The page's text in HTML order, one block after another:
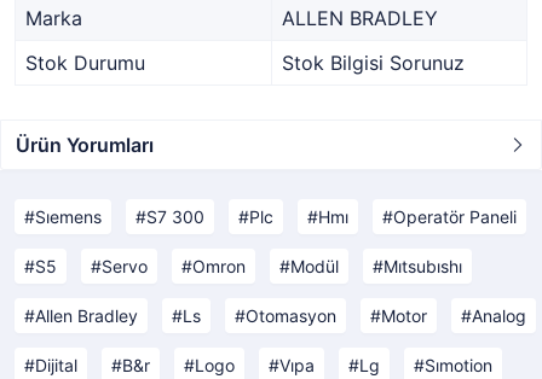
Marka
ALLEN BRADLEY
Stok Durumu
Stok Bilgisi Sorunuz
Ürün Yorumları
Sıemens S7 300 Plc Hmı Operatör Paneli
S5 Servo Omron Modül Mıtsubıshı
Allen Bradley Ls Otomasyon Motor Analog
Dijital B&r Logo Vıpa Lg Sımotion